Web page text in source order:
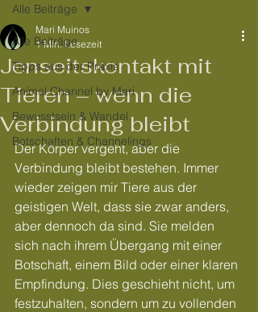
Alle Beiträge
Tipps aus der Praxis
Animal Channel by Mari
Bewusstsein & Wandel
Botschaften & Channelings
Alle Beiträge
Jenseitskontakt mit
Tieren – wenn die
Verbindung bleibt
Mari Muinos
1 Min. Lesezeit
Der Körper vergeht, aber die
Verbindung bleibt bestehen. Immer
wieder zeigen mir Tiere aus der
geistigen Welt, dass sie zwar anders,
aber dennoch da sind. Sie melden
sich nach ihrem Übergang mit einer
Botschaft, einem Bild oder einer klaren
Empfindung. Dies geschieht nicht, um
festzuhalten, sondern um zu vollenden